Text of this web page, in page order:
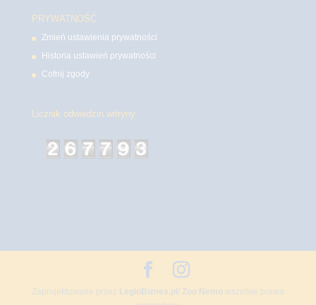
PRYWATNOŚĆ
Zmień ustawienia prywatności
Historia ustawień prywatności
Cofnij zgody
Licznik odwiedzin witryny
Zaprojektowane przez LegioBiznes.pl/ Zoo Nemowszelkie prawa